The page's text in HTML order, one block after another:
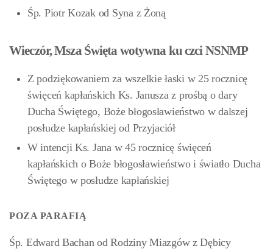
Śp. Piotr Kozak od Syna z Żoną
Wieczór, Msza Święta wotywna ku czci NSNMP
Z podziękowaniem za wszelkie łaski w 25 rocznicę
święceń kapłańskich Ks. Janusza z prośbą o dary
Ducha Świętego, Boże błogosławieństwo w dalszej
posłudze kapłańskiej od Przyjaciół
W intencji Ks. Jana w 45 rocznicę święceń
kapłańskich o Boże błogosławieństwo i światło Ducha
Świętego w posłudze kapłańskiej
POZA PARAFIĄ
Śp. Edward Bachan od Rodziny Miazgów z Dębicy